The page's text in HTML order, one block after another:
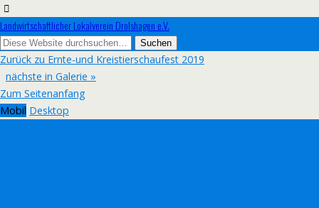
Landwirtschaftlicher Lokalverein Drolshagen e.V.
Zurück zu Ernte-und Kreistierschaufest 2019
nächste in Galerie »
Zum Seitenanfang
Mobil Desktop